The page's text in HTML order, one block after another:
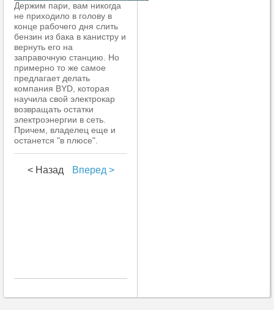
Держим пари, вам никогда
не приходило в голову в
конце рабочего дня слить
бензин из бака в канистру и
вернуть его на
заправочную станцию. Но
примерно то же самое
предлагает делать
компания BYD, которая
научила свой электрокар
возвращать остатки
электроэнергии в сеть.
Причем, владелец еще и
останется "в плюсе".
< Назад Вперед >